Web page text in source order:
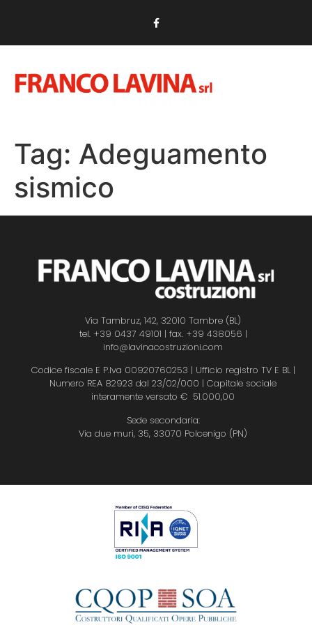
Tag: Adeguamento
sismico
Via Tambruz, 142, 32010 Tambre (BL)
tel. +39 0437 49101 | fax. +39 438056 |
info@lavinacostruzioni.com
Codice fiscale E P.Iva 00920760253 | Ufficio registro TV E BL |
Numero REA 82923 dal 23/02/000 | Capitale sociale
interamente versato € 51.000,00
Sede secondaria:
Via due muri, 35, 33070 Polcenigo (PN)